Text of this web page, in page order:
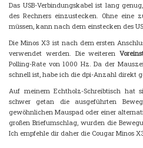
Das USB-Verbindungskabel ist lang
des Rechners einzustecken. Ohne eine
müssen, kann nach dem einstecken des
Die Minos X3 ist nach dem ersten
verwendet werden. Die weiteren
Polling-Rate von 1000 Hz. Da der
schnell ist, habe ich die dpi-Anzahl direkt
Auf meinem Echtholz-Schreibtisch hat
schwer getan die ausgeführten
gewöhnlichen Mauspad oder einer
großen Briefumschlag, wurden die
Ich empfehle dir daher die Cougar Minos